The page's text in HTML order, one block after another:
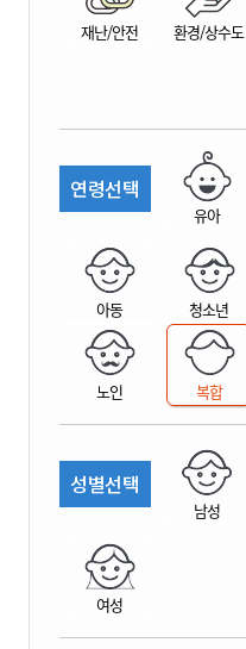
재난/안전 환경/상수도
연령선택
유아
아동 청소년
노인 복합
성별선택
남성
여성